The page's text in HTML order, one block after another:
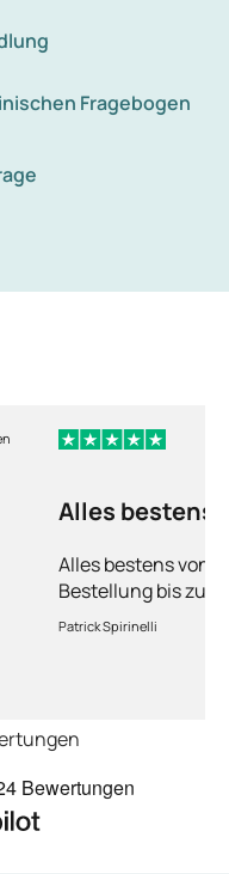
Fragebogen
Alles bestens
Alles bestens von
Bestellung bis zur
Ware sorgfältig
schnelle
Patrick Spirinelli
Bewertungen